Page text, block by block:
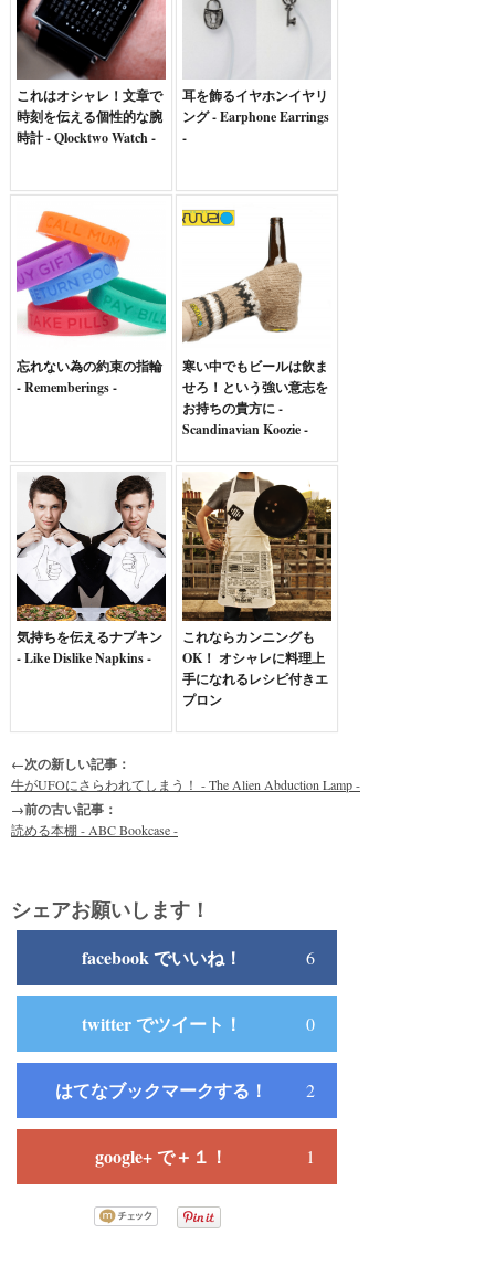
これはオシャレ！文章で
時刻を伝える個性的な腕
時計 - Qlocktwo Watch -
耳を飾るイヤホンイヤリ
ング - Earphone Earrings
-
忘れない為の約束の指輪
- Rememberings -
寒い中でもビールは飲ま
せろ！という強い意志を
お持ちの貴方に -
Scandinavian Koozie -
気持ちを伝えるナプキン
- Like Dislike Napkins -
これならカンニングも
OK！ オシャレに料理上
手になれるレシピ付きエ
プロン
←次の新しい記事：
牛がUFOにさらわれてしまう！ - The Alien Abduction Lamp -
→前の古い記事：
読める本棚 - ABC Bookcase -
シェアお願いします！
facebook でいいね！ 6
twitter でツイート！ 0
はてなブックマークする！ 2
google+ で＋１！ 1